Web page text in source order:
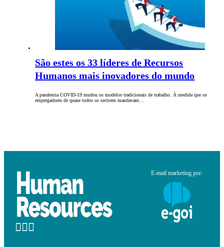
São estes os 33 líderes de Recursos
Humanos mais inovadores do mundo
A pandemia COVID-19 mudou os modelos tradicionais de trabalho. À medida que os
empregadores de quase todos os sectores mandavam…
E-mail marketing por: